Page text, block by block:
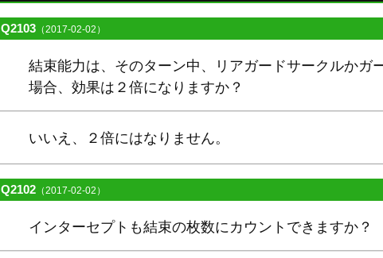
Q2103 （2017-02-02）
結束能力は、そのターン中、リアガードサークルかガ
場合、効果は２倍になりますか？
いいえ、２倍にはなりません。
Q2102 （2017-02-02）
インターセプトも結束の枚数にカウントできますか？